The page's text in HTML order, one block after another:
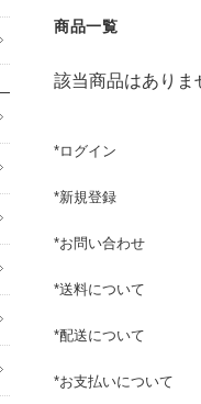
商品一覧
該当商品はありま
*ログイン
*新規登録
*お問い合わせ
*送料について
*配送について
*お支払いについて